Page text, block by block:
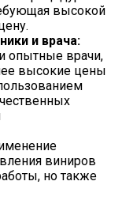
высокой
и врача:
опытные врачи,
высокие цены
виниров
но также